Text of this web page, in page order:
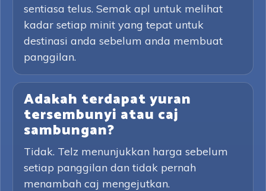
sentiasa telus. Semak apl untuk melihat
kadar setiap minit yang tepat untuk
destinasi anda sebelum anda membuat
panggilan.
Adakah terdapat yuran
tersembunyi atau caj
sambungan?
Tidak. Telz menunjukkan harga sebelum
setiap panggilan dan tidak pernah
menambah caj mengejutkan.